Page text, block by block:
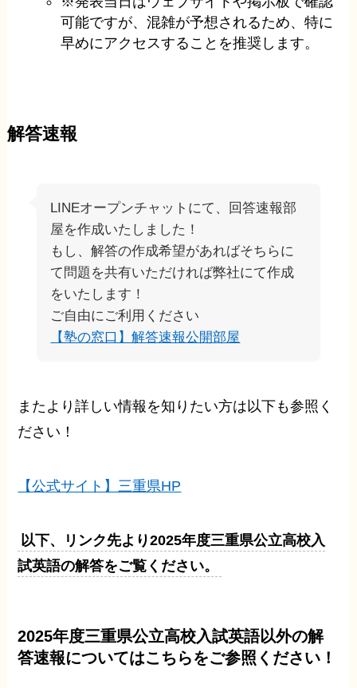
可能ですが、混雑が予想されるため、特に
早めにアクセスすることを推奨します。
解答速報
LINEオープンチャットにて、回答速報部
屋を作成いたしました！
もし、解答の作成希望があればそちらに
て問題を共有いただければ弊社にて作成
をいたします！
ご自由にご利用ください
【塾の窓口】解答速報公開部屋
またより詳しい情報を知りたい方は以下も参照く
ださい！
【公式サイト】三重県HP
以下、リンク先より2025年度三重県公立高校入
試英語の解答をご覧ください。
2025年度三重県公立高校入試英語以外の解
答速報についてはこちらをご参照ください！